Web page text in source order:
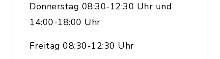
Donnerstag 08:30-12:30 Uhr und
14:00-18:00 Uhr
Freitag 08:30-12:30 Uhr